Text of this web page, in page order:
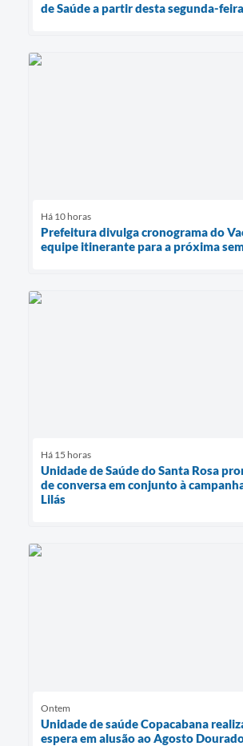
de Saúde a partir desta segunda-
Há 10 horas
Prefeitura divulga cronograma do
equipe itinerante para a próxima
Há 15 horas
Unidade de Saúde do Santa Rosa
de conversa em conjunto à
Lilás
Ontem
Unidade de saúde Copacabana
espera em alusão ao Agosto